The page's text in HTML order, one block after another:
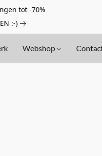
tot -70%
:-)
Webshop